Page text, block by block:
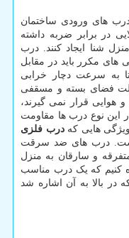
های ورودی ساختمان
در برابر ضربه داشته
شنا ایجاد کنند. درب
مکرر باید در مقابل
به سرعت دچار خرابی
علت فضای بسته و مسقفی
قرار نمی گیرند،
این نوع درب ها مقاومت
هایی کهدرب فلزی
درب های ضد سرقت
و سارقان به منزل
کنیم که یک درب مناسب
در بالا به آن اشاره شد